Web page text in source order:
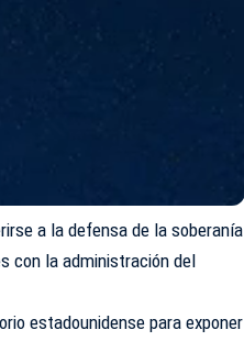
a la defensa de la soberanía
con la administración del
estadounidense para exponer